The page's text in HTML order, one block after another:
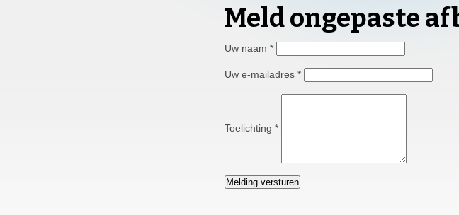
Meld ongepaste
Uw naam *
Uw e-mailadres *
Toelichting *
Melding versturen